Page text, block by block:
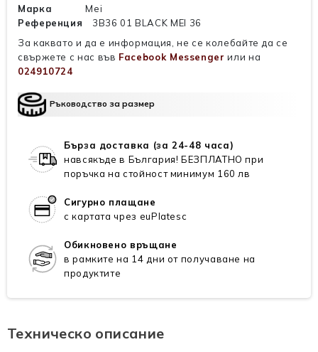
Марка
Mei
Референция
3B36 01 BLACK MEI 36
За каквато и да е информация, не се колебайте да се
свържете с нас във Facebook Messenger или на
024910724
Ръководство за размер
Бърза доставка (за 24-48 часа)
навсякъде в България! БЕЗПЛАТНО при
поръчка на стойност минимум 160 лв
Сигурно плащане
с картата чрез euPlatesc
Обикновено връщане
в рамките на 14 дни от получаване на
продуктите
Техническо описание